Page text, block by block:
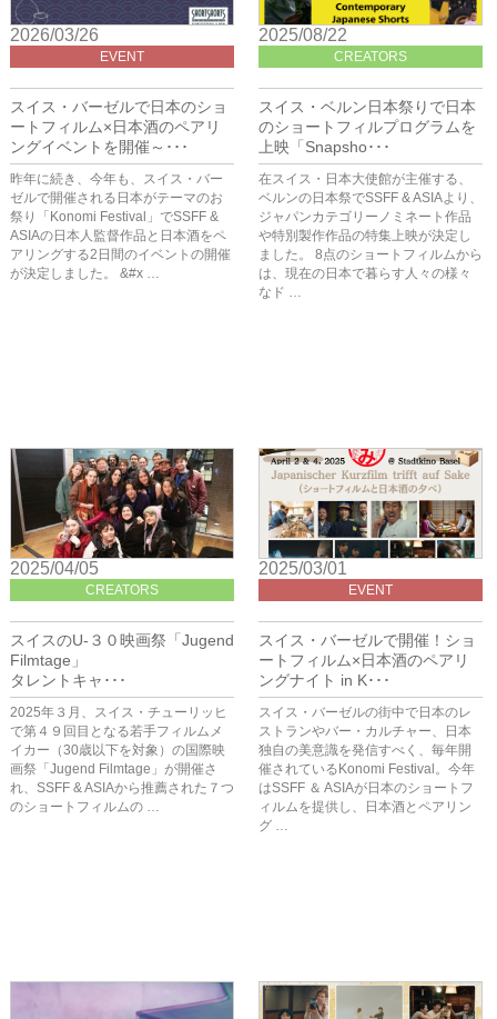
2026/03/26
EVENT
スイス・バーゼルで日本のショ
ートフィルム×日本酒のペアリ
ングイベントを開催～･･･
昨年に続き、今年も、スイス・バー
ゼルで開催される日本がテーマのお
祭り「Konomi Festival」でSSFF &
ASIAの日本人監督作品と日本酒をペ
アリングする2日間のイベントの開催
が決定しました。 &#x …
2025/08/22
CREATORS
スイス・ベルン日本祭りで日本
のショートフィルプログラムを
上映「Snapsho･･･
在スイス・日本大使館が主催する、
ベルンの日本祭でSSFF & ASIAより、
ジャパンカテゴリーノミネート作品
や特別製作作品の特集上映が決定し
ました。 8点のショートフィルムから
は、現在の日本で暮らす人々の様々
なド …
2025/04/05
CREATORS
スイスのU-３０映画祭「Jugend
Filmtage」
タレントキャ･･･
2025年３月、スイス・チューリッヒ
で第４９回目となる若手フィルムメ
イカー（30歳以下を対象）の国際映
画祭「Jugend Filmtage」が開催さ
れ、SSFF & ASIAから推薦された７つ
のショートフィルムの …
2025/03/01
EVENT
スイス・バーゼルで開催！ショ
ートフィルム×日本酒のペアリ
ングナイト in K･･･
スイス・バーゼルの街中で日本のレ
ストランやバー・カルチャー、日本
独自の美意識を発信すべく、毎年開
催されているKonomi Festival。今年
はSSFF ＆ ASIAが日本のショートフ
ィルムを提供し、日本酒とペアリン
グ …